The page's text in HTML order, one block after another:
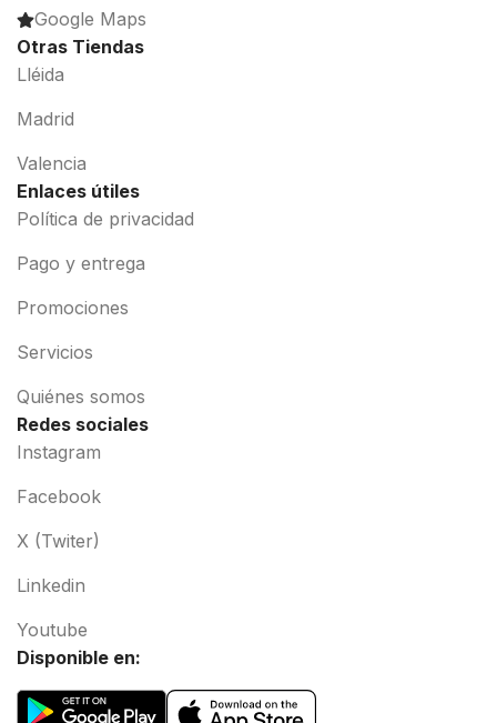
Google Maps
Otras Tiendas
Lléida
Madrid
Valencia
Enlaces útiles
Política de privacidad
Pago y entrega
Promociones
Servicios
Quiénes somos
Redes sociales
Instagram
Facebook
X (Twiter)
Linkedin
Youtube
Disponible en: